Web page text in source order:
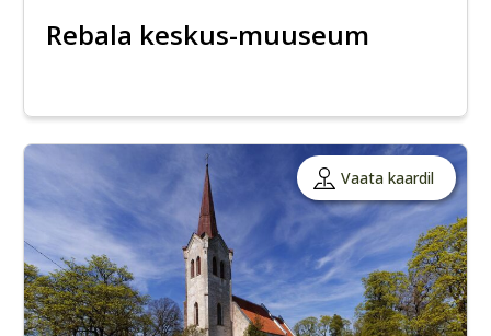
Rebala keskus-muuseum
Vaata kaardil